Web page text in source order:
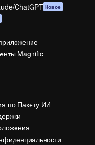
ChatGPT Новое
Magnific
по Пакету ИИ